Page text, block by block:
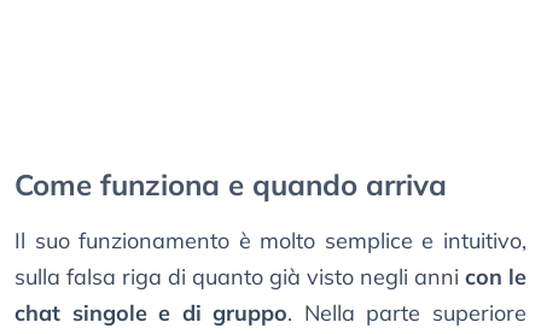
Come funziona e quando arriva
Il suo funzionamento è molto semplice e intuitivo,
sulla falsa riga di quanto già visto negli anni con le
chat singole e di gruppo. Nella parte superiore